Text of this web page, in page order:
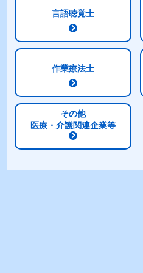
少量で高エネルギー設計！
1本
言語聴覚士
作業療法士
その他
医療・介護関連企業等